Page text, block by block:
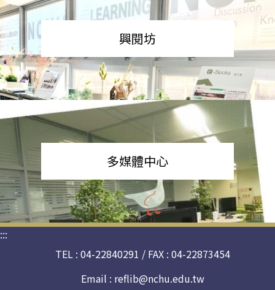
興閱坊
多媒體中心
:::
TEL : 04-22840291 / FAX : 04-22873454
Email : reflib@nchu.edu.tw